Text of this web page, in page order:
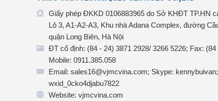
Giấy phép ĐKKD 0106883965 do Sở KHĐT TP.HN
Lô 3, A1-A2-A3, Khu nhà Adana Complex, đường
quận Long Biên, Hà Nội
ĐT cố định: (84 - 24) 3871 2928/ 3266 5226; Fax:
Mobile: 0911.385.058
Email: sales16@vjmcvina.com; Skype:
wxid_0cko4djabu7822
Website: vjmcvina.com